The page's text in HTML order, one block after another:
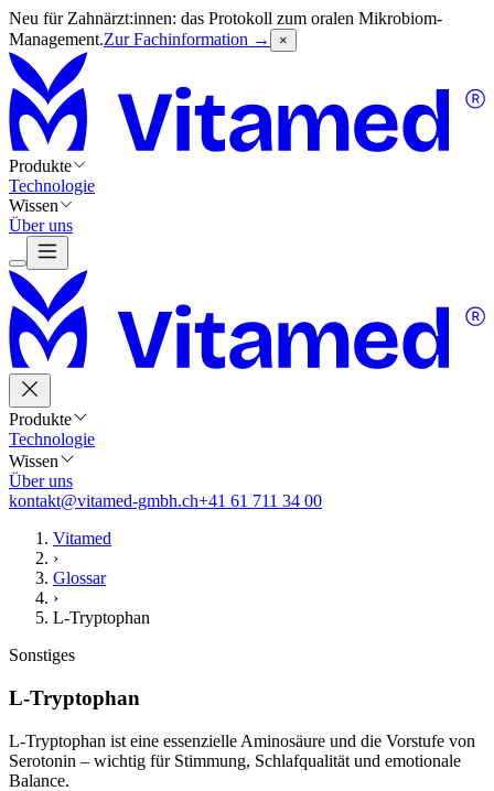
Neu für Zahnärzt:innen: das Protokoll zum oralen Mikrobiom-
Management.Zur Fachinformation → ×
Produkte
Technologie
Wissen
Über uns
Produkte
Technologie
Wissen
Über uns
kontakt@vitamed-gmbh.ch+41 61 711 34 00
Vitamed
›
Glossar
›
L-Tryptophan
Sonstiges
L-Tryptophan
L-Tryptophan ist eine essenzielle Aminosäure und die Vorstufe von
Serotonin – wichtig für Stimmung, Schlafqualität und emotionale
Balance.